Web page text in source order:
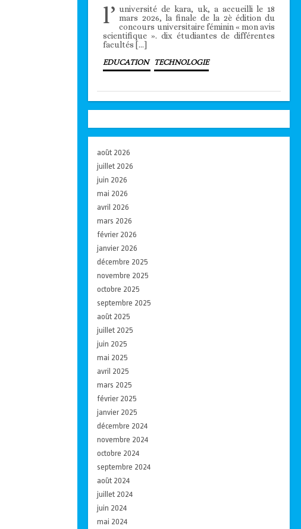
l’ université de kara, uk, a accueilli le 18
mars 2026, la finale de la 2è édition du
concours universitaire féminin « mon avis
scientifique ». dix étudiantes de différentes
facultés […]
EDUCATION TECHNOLOGIE
août 2026
juillet 2026
juin 2026
mai 2026
avril 2026
mars 2026
février 2026
janvier 2026
décembre 2025
novembre 2025
octobre 2025
septembre 2025
août 2025
juillet 2025
juin 2025
mai 2025
avril 2025
mars 2025
février 2025
janvier 2025
décembre 2024
novembre 2024
octobre 2024
septembre 2024
août 2024
juillet 2024
juin 2024
mai 2024